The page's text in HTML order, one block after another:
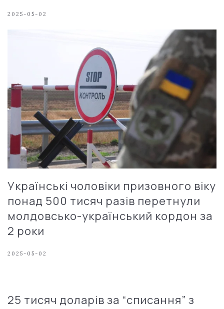
2025-05-02
Українські чоловіки призовного віку
понад 500 тисяч разів перетнули
молдовсько-український кордон за
2 роки
2025-05-02
25 тисяч доларів за “списання” з